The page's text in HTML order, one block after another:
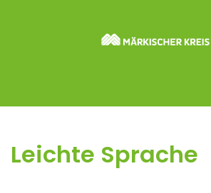
Leichte Sprache